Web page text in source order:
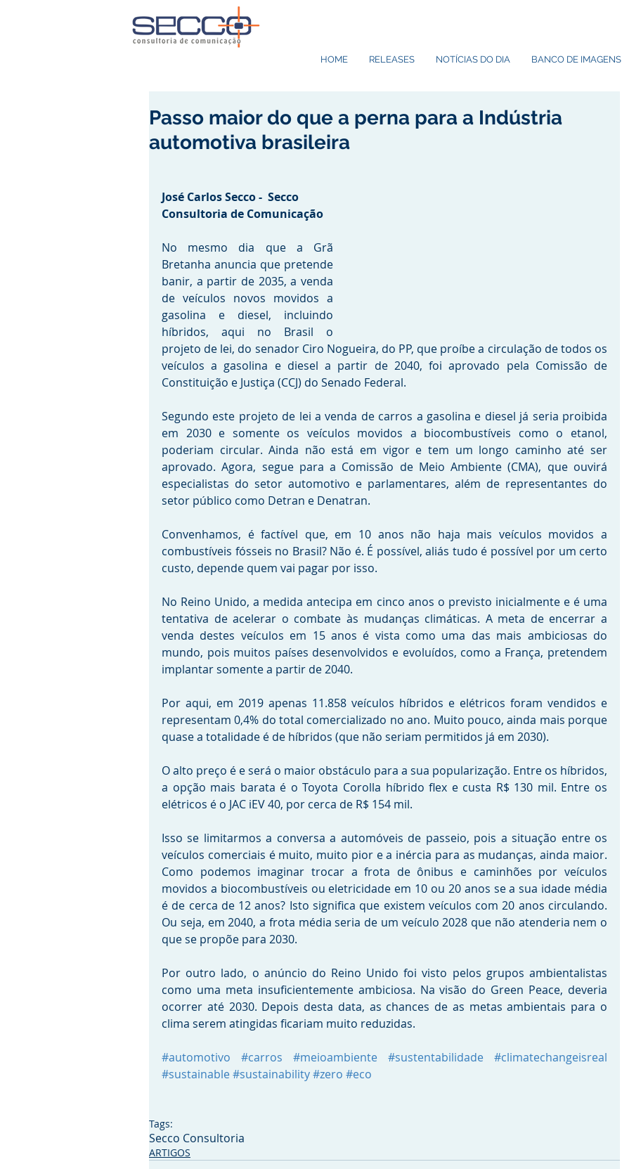
HOME RELEASES NOTÍCIAS DO DIA BANCO DE IMAGENS
Passo maior do que a perna para a Indústria
automotiva brasileira
José Carlos Secco -  Secco
Consultoria de Comunicação
No mesmo dia que a Grã
Bretanha anuncia que pretende
banir, a partir de 2035, a venda
de veículos novos movidos a
gasolina e diesel, incluindo
híbridos, aqui no Brasil o
projeto de lei, do senador Ciro Nogueira, do PP, que proíbe a circulação de todos os
veículos a gasolina e diesel a partir de 2040, foi aprovado pela Comissão de
Constituição e Justiça (CCJ) do Senado Federal.
Segundo este projeto de lei a venda de carros a gasolina e diesel já seria proibida
em 2030 e somente os veículos movidos a biocombustíveis como o etanol,
poderiam circular. Ainda não está em vigor e tem um longo caminho até ser
aprovado. Agora, segue para a Comissão de Meio Ambiente (CMA), que ouvirá
especialistas do setor automotivo e parlamentares, além de representantes do
setor público como Detran e Denatran.
Convenhamos, é factível que, em 10 anos não haja mais veículos movidos a
combustíveis fósseis no Brasil? Não é. É possível, aliás tudo é possível por um certo
custo, depende quem vai pagar por isso.
No Reino Unido, a medida antecipa em cinco anos o previsto inicialmente e é uma
tentativa de acelerar o combate às mudanças climáticas. A meta de encerrar a
venda destes veículos em 15 anos é vista como uma das mais ambiciosas do
mundo, pois muitos países desenvolvidos e evoluídos, como a França, pretendem
implantar somente a partir de 2040.
Por aqui, em 2019 apenas 11.858 veículos híbridos e elétricos foram vendidos e
representam 0,4% do total comercializado no ano. Muito pouco, ainda mais porque
quase a totalidade é de híbridos (que não seriam permitidos já em 2030).
O alto preço é e será o maior obstáculo para a sua popularização. Entre os híbridos,
a opção mais barata é o Toyota Corolla híbrido flex e custa R$ 130 mil. Entre os
elétricos é o JAC iEV 40, por cerca de R$ 154 mil.
Isso se limitarmos a conversa a automóveis de passeio, pois a situação entre os
veículos comerciais é muito, muito pior e a inércia para as mudanças, ainda maior.
Como podemos imaginar trocar a frota de ônibus e caminhões por veículos
movidos a biocombustíveis ou eletricidade em 10 ou 20 anos se a sua idade média
é de cerca de 12 anos? Isto significa que existem veículos com 20 anos circulando.
Ou seja, em 2040, a frota média seria de um veículo 2028 que não atenderia nem o
que se propõe para 2030.
Por outro lado, o anúncio do Reino Unido foi visto pelos grupos ambientalistas
como uma meta insuficientemente ambiciosa. Na visão do Green Peace, deveria
ocorrer até 2030. Depois desta data, as chances de as metas ambientais para o
clima serem atingidas ficariam muito reduzidas.
#automotivo #carros #meioambiente #sustentabilidade
#climatechangeisreal
#sustainable#sustainability#zero #eco
Tags:
Secco Consultoria
ARTIGOS